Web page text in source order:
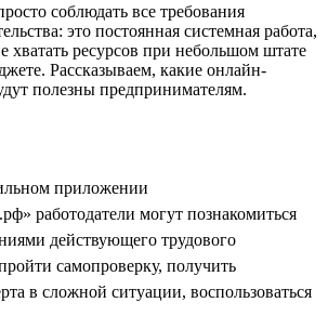
соблюдать все требования
это постоянная системная работа,
хватать ресурсов при небольшом штате
Рассказываем, какие онлайн-
полезны предпринимателям.
приложении
работодатели могут познакомиться
действующего трудового
самопроверку, получить
в сложной ситуации, воспользоваться